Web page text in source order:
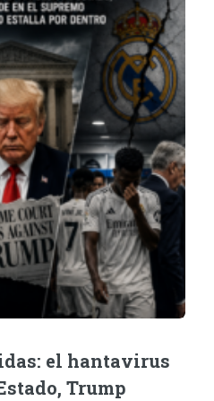
el hantavirus
Trump